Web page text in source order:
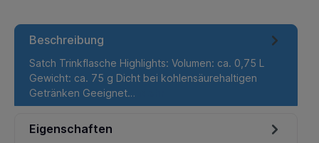
Beschreibung
Satch Trinkflasche Highlights: Volumen: ca. 0,75 L
Gewicht: ca. 75 g Dicht bei kohlensäurehaltigen
Getränken Geeignet…
Eigenschaften